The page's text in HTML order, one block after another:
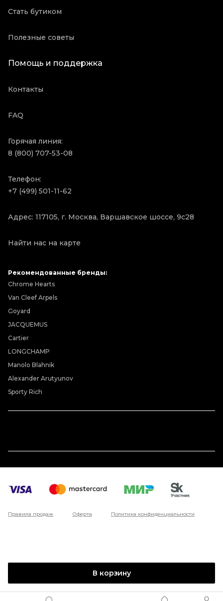
В корзину
Стать бутиком
Полезные советы
Помощь и поддержка
Контакты
FAQ
Горячая линия:
8 (800) 707-53-08
Телефон:
+7 (499) 501-11-62
Адрес: 117105, г. Москва, Варшавское шоссе, 9с28
Найти нас на карте
Рекомендованные бренды:
Chrome Hearts
Van Cleef Arpels
Goyard
JACQUEMUS
Cartier
LONGCHAMP
Manolo Blahnik
Alexander Arutyunov
Sporty Rich
Правила продаж Оферта Политика конфиденциальности